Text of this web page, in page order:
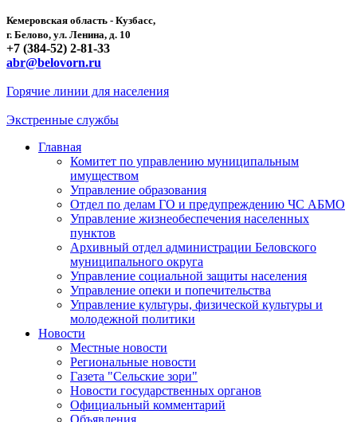
Кемеровская область - Кузбасс,
г. Белово, ул. Ленина, д. 10
+7 (384-52) 2-81-33
abr@belovorn.ru
Горячие линии для населения
Экстренные службы
Главная
Комитет по управлению муниципальным
имуществом
Управление образования
Отдел по делам ГО и предупреждению ЧС АБМО
Управление жизнеобеспечения населенных
пунктов
Архивный отдел администрации Беловского
муниципального округа
Управление социальной защиты населения
Управление опеки и попечительства
Управление культуры, физической культуры и
молодежной политики
Новости
Местные новости
Региональные новости
Газета "Сельские зори"
Новости государственных органов
Официальный комментарий
Объявления